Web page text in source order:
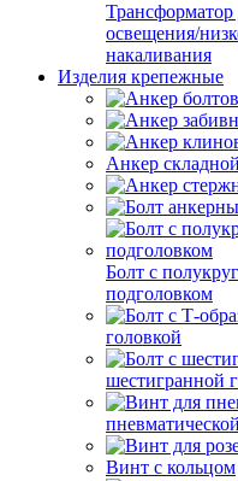
Трансформатор
освещения/
накаливания
Изделия крепежные
Анкер
Болт с
подголовком
головкой
шестигранной
Винт с кольцом